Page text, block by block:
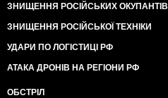
ЗНИЩЕННЯ РОСІЙСЬКИХ ОКУПАНТІВ
ЗНИЩЕННЯ РОСІЙСЬКОЇ ТЕХНІКИ
УДАРИ ПО ЛОГІСТИЦІ РФ
АТАКА ДРОНІВ НА РЕГІОНИ РФ
ОБСТРІЛ